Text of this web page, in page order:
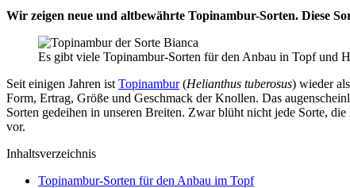
Wir zeigen neue und altbewährte Topinambur-Sorten. Diese
Es gibt viele Topinambur-Sorten für den Anbau in Topf und
Seit einigen Jahren ist Topinambur(Helianthus tuberosus) wieder
Form, Ertrag, Größe und Geschmack der Knollen. Das
Sorten gedeihen in unseren Breiten. Zwar blüht nicht jede Sorte,
vor.
Inhaltsverzeichnis
Topinambur-Sorten für den Anbau im Topf